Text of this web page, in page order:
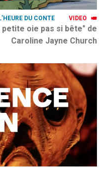
VIDEO
DU CONTE
oie pas si bête" de
Caroline Jayne Church